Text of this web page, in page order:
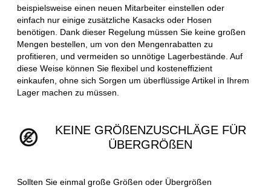
beispielsweise einen neuen Mitarbeiter einstellen oder
einfach nur einige zusätzliche Kasacks oder Hosen
benötigen. Dank dieser Regelung müssen Sie keine großen
Mengen bestellen, um von den Mengenrabatten zu
profitieren, und vermeiden so unnötige Lagerbestände. Auf
diese Weise können Sie flexibel und kosteneffizient
einkaufen, ohne sich Sorgen um überflüssige Artikel in Ihrem
Lager machen zu müssen.
KEINE GRÖßENZUSCHLÄGE FÜR
ÜBERGRÖßEN
Sollten Sie einmal große Größen oder Übergrößen